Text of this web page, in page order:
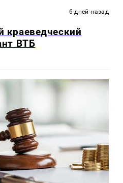
6 дней назад
краеведческий
ВТБ